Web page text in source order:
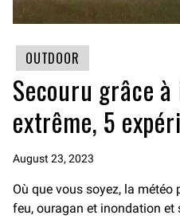
OUTDOOR
Secouru grâce
extrême, 5
August 23, 2023
Où que vous soyez, la météo
feu, ouragan et inondation et